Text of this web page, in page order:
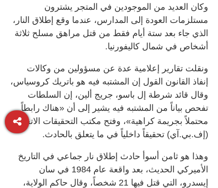
وكان العديد من الموجودين في المتجر يشترون
مستلزمات العودة إلى المدارس، عندما وقع إطلاق النار،
الذي جاء بعد ستة أيام فقط من قتل مراهق مسلح ثلاثة
أشخاص في شمال كاليفورنيا.
ونقلت تقارير إعلامية عدة عن مسؤولين من وكالات
إنفاذ القانون القول إن المشتبه فيه هو باتريك كروسياس،
وقال قائد شرطة إل باسو، جريج ألين، إن السلطات
تفحص بياناً من المشتبه فيه يشير إلى أن «هناك رابطاً
محتملاً بجريمة كراهية»، وفتح مكتب التحقيقات الاتحادي
(إف.بي.آي) تحقيقاً داخلياً في ما يتعلق بالحادث.
وهذا هو ثامن أسوأ حادث إطلاق نار جماعي في التاريخ
الأميركي الحديث، بعد واقعة عام 1984 في سان
إيسدرو، التي قتل فيها 21 شخصاً، وقال حاكم الولاية،